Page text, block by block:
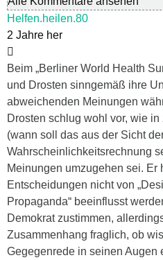
Helfen.heilen.80
2 Jahre her
Beim „Berliner World Health
und Drosten sinngemäß ihre
abweichenden Meinungen
Drosten schlug wohl vor, wie
(wann soll das aus der Sicht
Wahrscheinlichkeitsrechnung
Meinungen umzugehen sei. Er
Entscheidungen nicht von
Propaganda“ beeinflusst
Demokrat zustimmen,
Zusammenhang fraglich, ob
Gegegenrede in seinen Augen